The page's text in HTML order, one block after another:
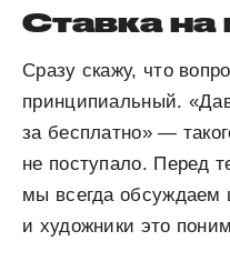
Ставка на
Сразу скажу, что
принципиальный.
за бесплатно» —
не поступало. Перед
мы всегда обсуждаем
и художники это